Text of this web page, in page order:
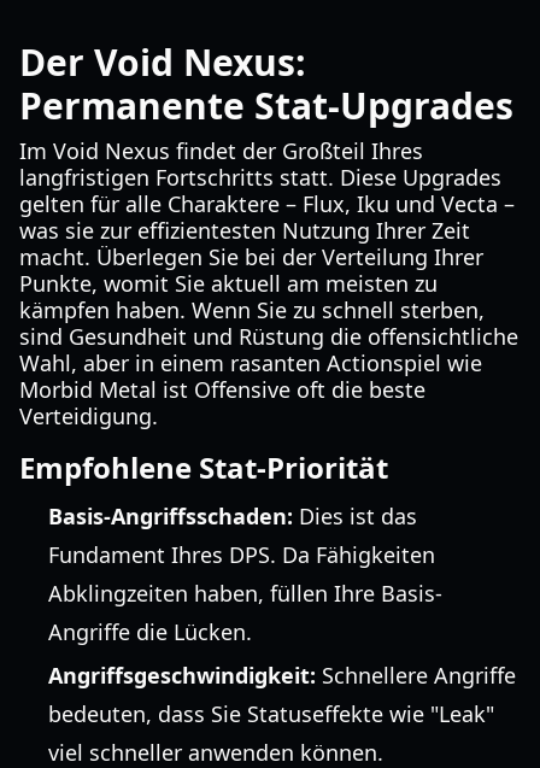
Der Void Nexus:
Permanente Stat-Upgrades
Im Void Nexus findet der Großteil Ihres
langfristigen Fortschritts statt. Diese Upgrades
gelten für alle Charaktere – Flux, Iku und Vecta –
was sie zur effizientesten Nutzung Ihrer Zeit
macht. Überlegen Sie bei der Verteilung Ihrer
Punkte, womit Sie aktuell am meisten zu
kämpfen haben. Wenn Sie zu schnell sterben,
sind Gesundheit und Rüstung die offensichtliche
Wahl, aber in einem rasanten Actionspiel wie
Morbid Metal ist Offensive oft die beste
Verteidigung.
Empfohlene Stat-Priorität
Basis-Angriffsschaden: Dies ist das
Fundament Ihres DPS. Da Fähigkeiten
Abklingzeiten haben, füllen Ihre Basis-
Angriffe die Lücken.
Angriffsgeschwindigkeit: Schnellere Angriffe
bedeuten, dass Sie Statuseffekte wie "Leak"
viel schneller anwenden können.